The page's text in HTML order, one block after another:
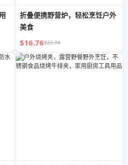
折叠便携野营炉，轻松烹饪户外
美食
$16.76$22.34